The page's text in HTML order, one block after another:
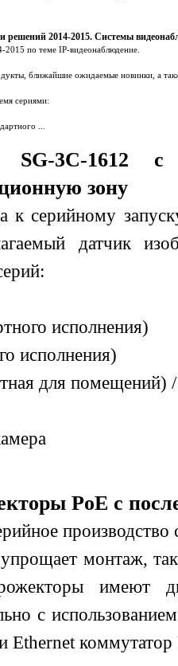
решений 2014-2015. Системы
2015 по теме IP-видеонаблюдение.
ближайшие ожидаемые новинки, а
сериями:
...
SG-3C-1612
зону
к серийному
датчик
исполнения)
исполнения)
для помещений) /
PoE с
монтаж,
имеют
с
Ethernet